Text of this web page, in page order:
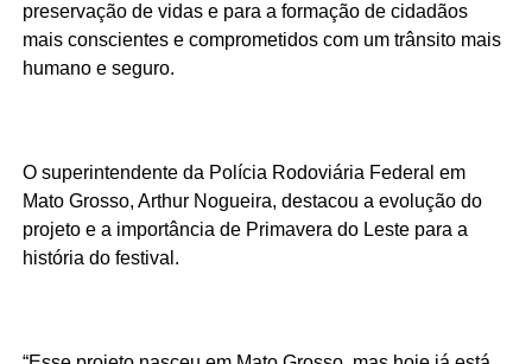
preservação de vidas e para a formação de cidadãos
mais conscientes e comprometidos com um trânsito mais
humano e seguro.
O superintendente da Polícia Rodoviária Federal em
Mato Grosso, Arthur Nogueira, destacou a evolução do
projeto e a importância de Primavera do Leste para a
história do festival.